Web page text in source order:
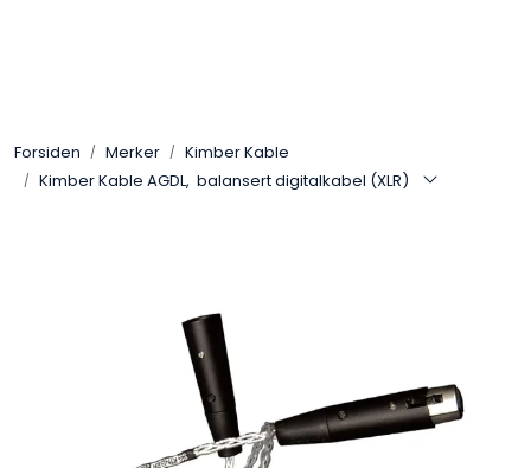
Forsiden Merker
Kimber Kable
Kimber Kable AGDL, balansert digitalkabel (XLR)
SONOS